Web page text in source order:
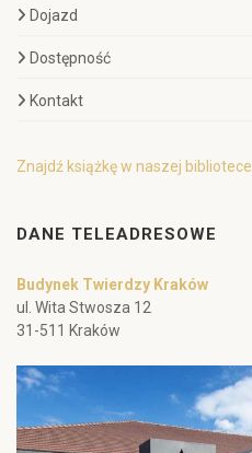
Dojazd
Dostępność
Kontakt
Znajdź książkę w naszej bibliotece
DANE TELEADRESOWE
Budynek Twierdzy Kraków
ul. Wita Stwosza 12
31-511 Kraków